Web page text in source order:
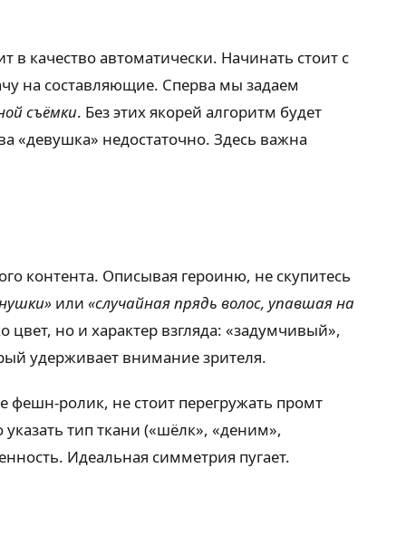
качество автоматически. Начинать стоит с
на составляющие. Сперва мы задаем
съёмки. Без этих якорей алгоритм будет
«девушка» недостаточно. Здесь важна
контента. Описывая героиню, не скупитесь
или «случайная прядь волос, упавшая на
но и характер взгляда: «задумчивый»,
удерживает внимание зрителя.
фешн-ролик, не стоит перегружать промт
тип ткани («шёлк», «деним»,
Идеальная симметрия пугает.